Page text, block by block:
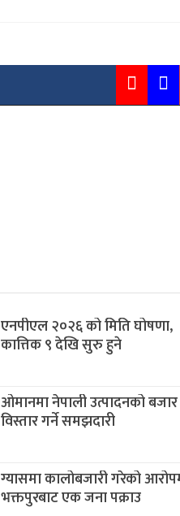
एनपीएल २०२६ को मिति घोषणा,
कात्तिक ९ देखि सुरु हुने
ओमानमा नेपाली उत्पादनको बजार
विस्तार गर्ने समझदारी
ग्यासमा कालोबजारी गरेको
भक्तपुरबाट एक जना पक्राउ